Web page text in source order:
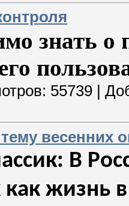
знать о
55739
весенних
В
жизнь